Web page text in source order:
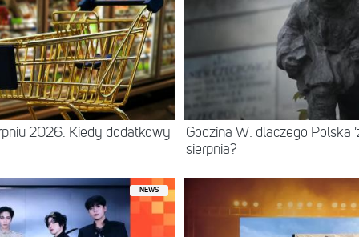
2026. Kiedy dodatkowy
Godzina W: dlaczego Polska
sierpnia?
NEWS